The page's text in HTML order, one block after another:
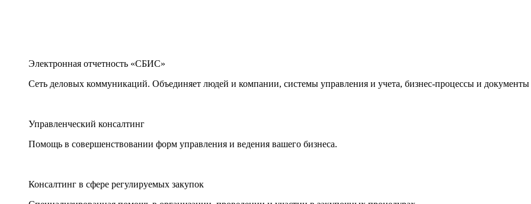
Электронная отчетность «СБИС»
Сеть деловых коммуникаций. Объединяет людей и компании, системы управления и учета, бизнес-процессы и документы
Управленческий консалтинг
Помощь в совершенствовании форм управления и ведения вашего бизнеса.
Консалтинг в сфере регулируемых закупок